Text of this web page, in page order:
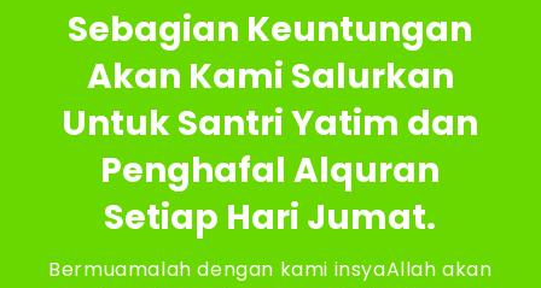
Sebagian Keuntungan
Akan Kami Salurkan
Untuk Santri Yatim dan
Penghafal Alquran
Setiap Hari Jumat.
Bermuamalah dengan kami insyaAllah akan